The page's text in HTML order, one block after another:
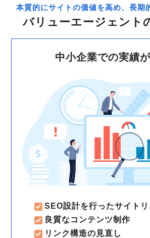
本質的にサイトの価値を高め、長期
バリューエージェント
中小企業での実績
SEO設計を行ったサイト
良質なコンテンツ制作
リンク構造の見直し